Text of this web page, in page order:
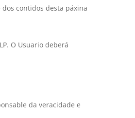
contidos desta páxina
O Usuario deberá
da veracidade e